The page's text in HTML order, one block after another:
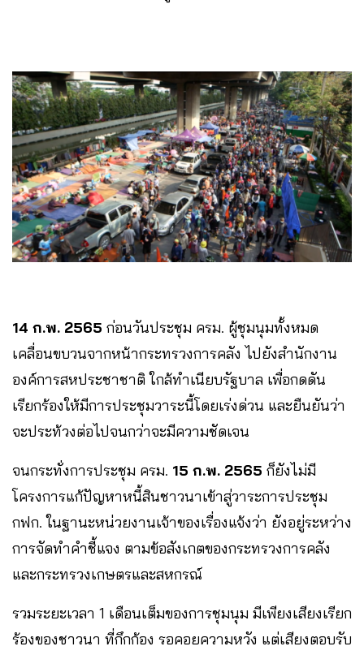
14 ก.พ. 2565 ก่อนวันประชุม ครม. ผู้ชุมนุมทั้งหมด
เคลื่อนขบวนจากหน้ากระทรวงการคลัง ไปยังสำนักงาน
องค์การสหประชาชาติ ใกล้ทำเนียบรัฐบาล เพื่อกดดัน
เรียกร้องให้มีการประชุมวาระนี้โดยเร่งด่วน และยืนยันว่า
จะประท้วงต่อไปจนกว่าจะมีความชัดเจน
จนกระทั่งการประชุม ครม. 15 ก.พ. 2565 ก็ยังไม่มี
โครงการแก้ปัญหาหนี้สินชาวนาเข้าสู่วาระการประชุม
กฟก. ในฐานะหน่วยงานเจ้าของเรื่องแจ้งว่า ยังอยู่ระหว่าง
การจัดทำคำชี้แจง ตามข้อสังเกตของกระทรวงการคลัง
และกระทรวงเกษตรและสหกรณ์
รวมระยะเวลา 1 เดือนเต็มของการชุมนุม มีเพียงเสียงเรียก
ร้องของชาวนา ที่กึกก้อง รอคอยความหวัง แต่เสียงตอบรับ